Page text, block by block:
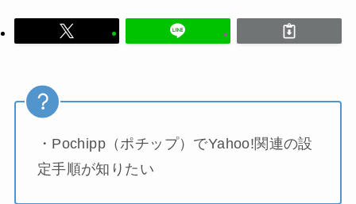
・Pochipp（ポチップ）でYahoo!関連の設
定手順が知りたい